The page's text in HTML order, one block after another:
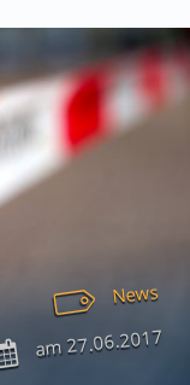
News
am27.06.2017